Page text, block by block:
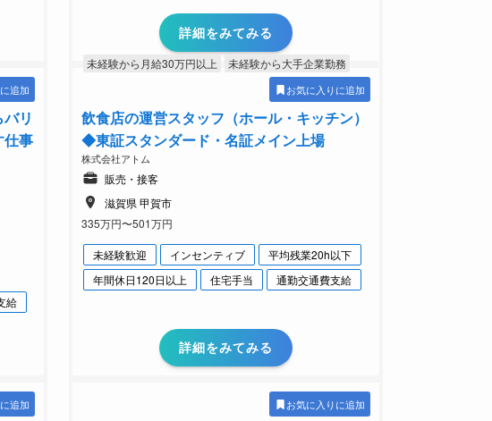
詳細をみてみる
追加
リ
仕事
給
未経験から月給30万円以上 未経験から大手企業勤務
お気に入りに追加
飲食店の運営スタッフ（ホール・キッチン）
◆東証スタンダード・名証メイン上場
株式会社アトム
販売・接客
滋賀県 甲賀市
335万円〜501万円
未経験歓迎 インセンティブ
平均残業20h以下
年間休日120日以上
住宅手当 通勤交通費支給
詳細をみてみる
追加 お気に入りに追加